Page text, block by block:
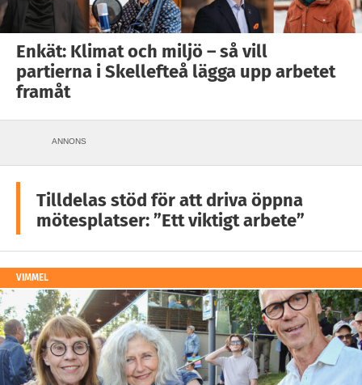
Enkät: Klimat och miljö – så vill
partierna i Skellefteå lägga upp arbetet
framåt
ANNONS
Tilldelas stöd för att driva öppna
mötesplatser: ”Ett viktigt arbete”
VIMMEL